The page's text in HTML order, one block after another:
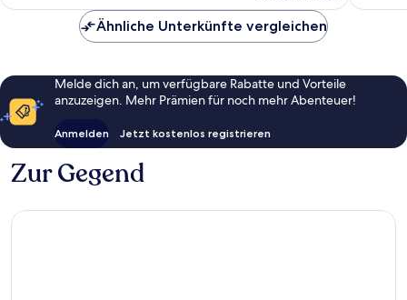
Ähnliche Unterkünfte vergleichen
Melde dich an, um verfügbare Rabatte und Vorteile
anzuzeigen. Mehr Prämien für noch mehr Abenteuer!
Anmelden Jetzt kostenlos registrieren
Zur Gegend